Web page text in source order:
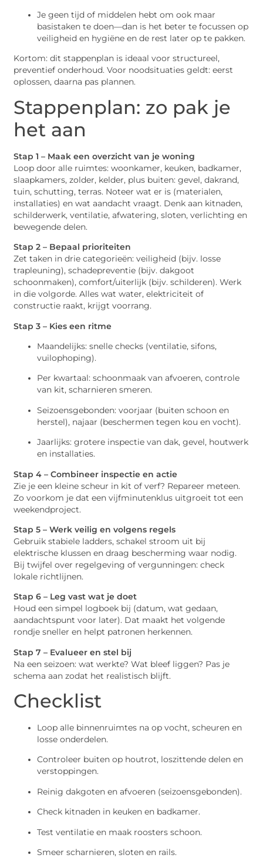
Je geen tijd of middelen hebt om ook maar
basistaken te doen—dan is het beter te focussen op
veiligheid en hygiëne en de rest later op te pakken.
Kortom: dit stappenplan is ideaal voor structureel,
preventief onderhoud. Voor noodsituaties geldt: eerst
oplossen, daarna pas plannen.
Stappenplan: zo pak je
het aan
Stap 1 – Maak een overzicht van je woning
Loop door alle ruimtes: woonkamer, keuken, badkamer,
slaapkamers, zolder, kelder, plus buiten: gevel, dakrand,
tuin, schutting, terras. Noteer wat er is (materialen,
installaties) en wat aandacht vraagt. Denk aan kitnaden,
schilderwerk, ventilatie, afwatering, sloten, verlichting en
bewegende delen.
Stap 2 – Bepaal prioriteiten
Zet taken in drie categorieën: veiligheid (bijv. losse
trapleuning), schadepreventie (bijv. dakgoot
schoonmaken), comfort/uiterlijk (bijv. schilderen). Werk
in die volgorde. Alles wat water, elektriciteit of
constructie raakt, krijgt voorrang.
Stap 3 – Kies een ritme
Maandelijks: snelle checks (ventilatie, sifons,
vuilophoping).
Per kwartaal: schoonmaak van afvoeren, controle
van kit, scharnieren smeren.
Seizoensgebonden: voorjaar (buiten schoon en
herstel), najaar (beschermen tegen kou en vocht).
Jaarlijks: grotere inspectie van dak, gevel, houtwerk
en installaties.
Stap 4 – Combineer inspectie en actie
Zie je een kleine scheur in kit of verf? Repareer meteen.
Zo voorkom je dat een vijfminutenklus uitgroeit tot een
weekendproject.
Stap 5 – Werk veilig en volgens regels
Gebruik stabiele ladders, schakel stroom uit bij
elektrische klussen en draag bescherming waar nodig.
Bij twijfel over regelgeving of vergunningen: check
lokale richtlijnen.
Stap 6 – Leg vast wat je doet
Houd een simpel logboek bij (datum, wat gedaan,
aandachtspunt voor later). Dat maakt het volgende
rondje sneller en helpt patronen herkennen.
Stap 7 – Evalueer en stel bij
Na een seizoen: wat werkte? Wat bleef liggen? Pas je
schema aan zodat het realistisch blijft.
Checklist
Loop alle binnenruimtes na op vocht, scheuren en
losse onderdelen.
Controleer buiten op houtrot, loszittende delen en
verstoppingen.
Reinig dakgoten en afvoeren (seizoensgebonden).
Check kitnaden in keuken en badkamer.
Test ventilatie en maak roosters schoon.
Smeer scharnieren, sloten en rails.